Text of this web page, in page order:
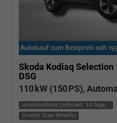
Skoda Kodiaq Selection
DSG
110 kW (150 PS),
unverbindliche Lieferzeit: 14 Tage
Graphit Grau Metallic